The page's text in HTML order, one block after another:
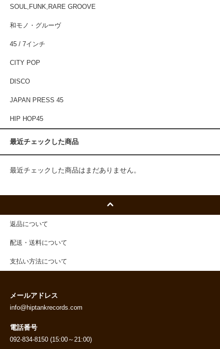
SOUL,FUNK,RARE GROOVE
和モノ・グルーヴ
45 / 7インチ
CITY POP
DISCO
JAPAN PRESS 45
HIP HOP45
最近チェックした商品
最近チェックした商品はまだありません。
返品について
配送・送料について
支払い方法について
メールアドレス
info@hiptankrecords.com
電話番号
092-834-8150 (15:00～21:00)